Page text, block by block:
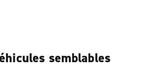
semblables